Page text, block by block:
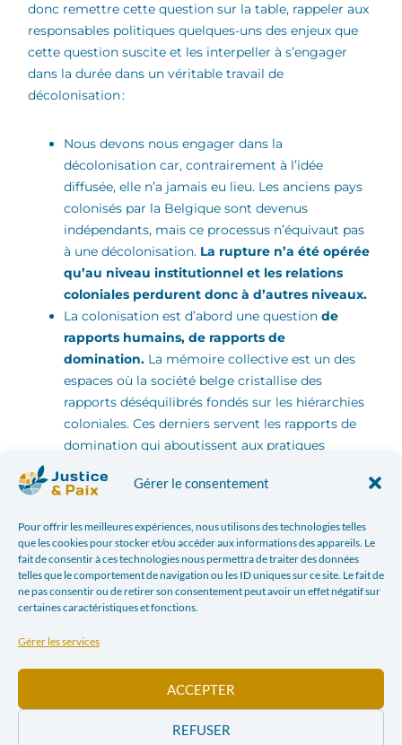
Gérer le consentement
Pour offrir les meilleures expériences, nous utilisons des technologies telles
que les cookies pour stocker et/ou accéder aux informations des appareils. Le
fait de consentir à ces technologies nous permettra de traiter des données
telles que le comportement de navigation ou les ID uniques sur ce site. Le fait de
ne pas consentir ou de retirer son consentement peut avoir un effet négatif sur
certaines caractéristiques et fonctions.
Gérer les services
ACCEPTER
REFUSER
donc remettre cette question sur la table, rappeler aux
responsables politiques quelques-uns des enjeux que
cette question suscite et les interpeller à s’engager
dans la durée dans un véritable travail de
décolonisation :
Nous devons nous engager dans la
décolonisation car, contrairement à l’idée
diffusée, elle n’a jamais eu lieu. Les anciens pays
colonisés par la Belgique sont devenus
indépendants, mais ce processus n’équivaut pas
à une décolonisation. La rupture n’a été opérée
qu’au niveau institutionnel et les relations
coloniales perdurent donc à d’autres niveaux.
La colonisation est d’abord une questionde
rapports humains, de rapports de
domination. La mémoire collective est un des
espaces où la société belge cristallise des
rapports déséquilibrés fondés sur les hiérarchies
coloniales. Ces derniers servent les rapports de
domination qui aboutissent aux pratiques
de la population belge subit. En conséquence, il y
cohésion socialede la société belge (cf.
manifestations mondiales
Black Lives Matter
2020).
Nous définissons la décolonisation commeun
processus et un résultat,
forme sont la réévaluation (ou déconstruction)
représentation de « l’Autre » et de soi-même au
par un travail d’éducation. Ces réévaluations ou